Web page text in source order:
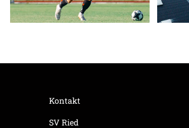
Kontakt
SV Ried